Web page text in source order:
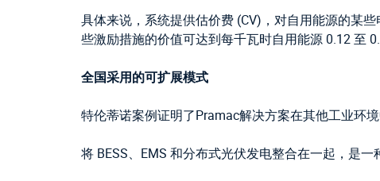
具体来说，系统提供估价费 (CV)，对自用能源的某
些激励措施的价值可达到每千瓦时自用能源 0.12 至
全国采用的可扩展模式
特伦蒂诺案例证明了Pramac解决方案在其他工业环境
将 BESS、EMS 和分布式光伏发电整合在一起，是